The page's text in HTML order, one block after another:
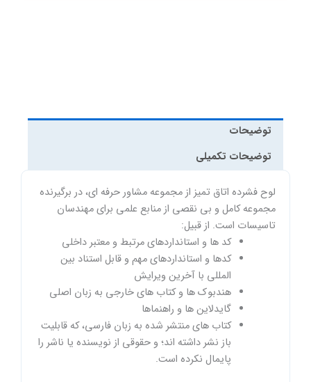
توضیحات
توضیحات تکمیلی
لوح فشرده اتاق تمیز از مجموعه مشاور حرفه ای، در برگیرنده
مجموعه کامل و بی نقصی از منابع علمی برای مهندسان
تاسیسات است. از قبیل:
کد ها و استانداردهای مرتبط و معتبر داخلی
کدها و استانداردهای مهم و قابل استناد بین
المللی با آخرین ویرایش
هندبوک ها و کتاب های خارجی به زبان اصلی
گایدلاین ها و راهنماها
کتاب های منتشر شده به زبان فارسی، که قابلیت
باز نشر داشته اند؛ و حقوقی از نویسنده یا ناشر را
پایمال نکرده است.